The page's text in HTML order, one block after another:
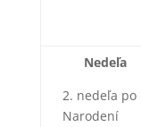
Nedeľa
2. nedeľa po
Narodení